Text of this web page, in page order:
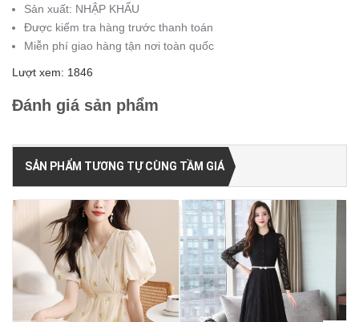
Sản xuất: NHẬP KHẨU
Được kiểm tra hàng trước thanh toán
Miễn phí giao hàng tận nơi toàn quốc
Lượt xem: 1846
Đánh giá sản phẩm
SẢN PHẨM TƯƠNG TỰ CÙNG TẦM GIÁ